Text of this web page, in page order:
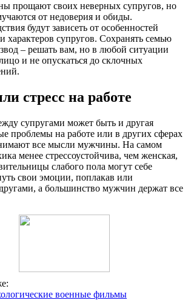
прощают своих неверных супругов, но
от недоверия и обиды.
будут зависеть от особенностей
характеров супругов. Сохранять семью
– решать вам, но в любой ситуации
и не опускаться до склочных
стресс на работе
супругами может быть и другая
проблемы на работе или в других сферах
все мысли мужчины. На самом
менее стрессоустойчива, чем женская,
слабого пола могут себе
свои эмоции, поплакав или
а большинство мужчин держат все
военные фильмы